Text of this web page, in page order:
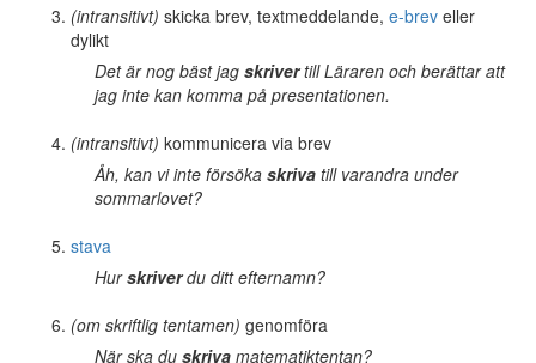
(intransitivt) skicka brev, textmeddelande, e-brev eller
dylikt
Det är nog bäst jag skrivertill Läraren och berättar att
jag inte kan komma på presentationen.
(intransitivt) kommunicera via brev
Åh, kan vi inte försöka skriva till varandra under
sommarlovet?
stava
Hurskriverdu ditt efternamn?
(om skriftlig tentamen) genomföra
När ska du skriva matematiktentan?